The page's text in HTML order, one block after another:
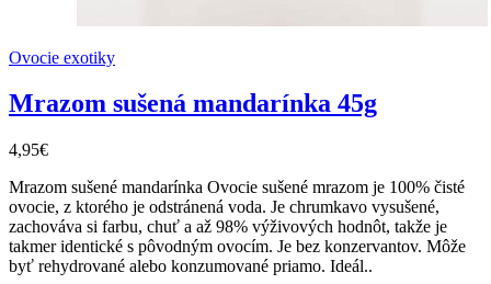
Ovocie exotiky
Mrazom sušená mandarínka 45g
4,95€
Mrazom sušené mandarínka Ovocie sušené mrazom je 100% čisté
ovocie, z ktorého je odstránená voda. Je chrumkavo vysušené,
zachováva si farbu, chuť a až 98% výživových hodnôt, takže je
takmer identické s pôvodným ovocím. Je bez konzervantov. Môže
byť rehydrované alebo konzumované priamo. Ideál..